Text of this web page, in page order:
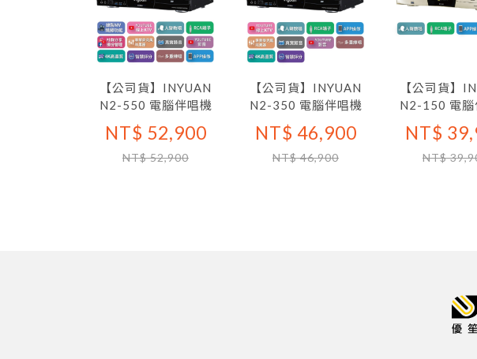
【公司貨】INYUAN
N2-550 電腦伴唱機
NT$ 52,900
NT$ 52,900
【公司貨】INYUAN
N2-350 電腦伴唱機
NT$ 46,900
NT$ 46,900
【公司貨】
N2-150 電腦
NT$
NT$